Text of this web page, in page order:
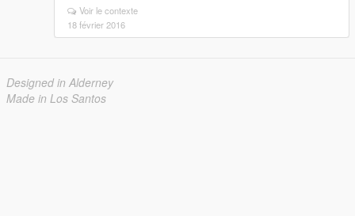
Voir le contexte
18 février 2016
Designed in Alderney
Made in Los Santos